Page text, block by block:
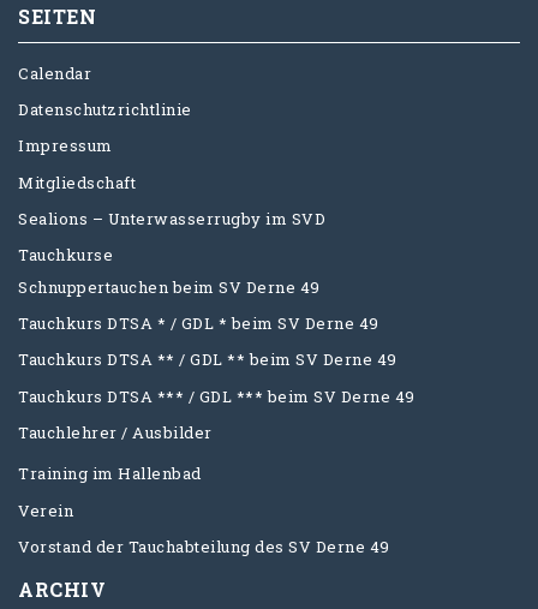
SEITEN
Calendar
Datenschutzrichtlinie
Impressum
Mitgliedschaft
Sealions – Unterwasserrugby im SVD
Tauchkurse
Schnuppertauchen beim SV Derne 49
Tauchkurs DTSA * / GDL * beim SV Derne 49
Tauchkurs DTSA ** / GDL ** beim SV Derne 49
Tauchkurs DTSA *** / GDL *** beim SV Derne 49
Tauchlehrer / Ausbilder
Training im Hallenbad
Verein
Vorstand der Tauchabteilung des SV Derne 49
ARCHIV